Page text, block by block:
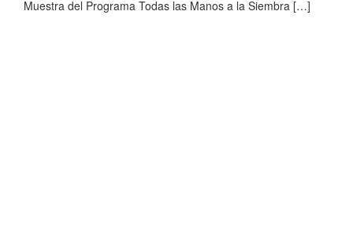
Muestra del Programa Todas las Manos a la Siembra […]